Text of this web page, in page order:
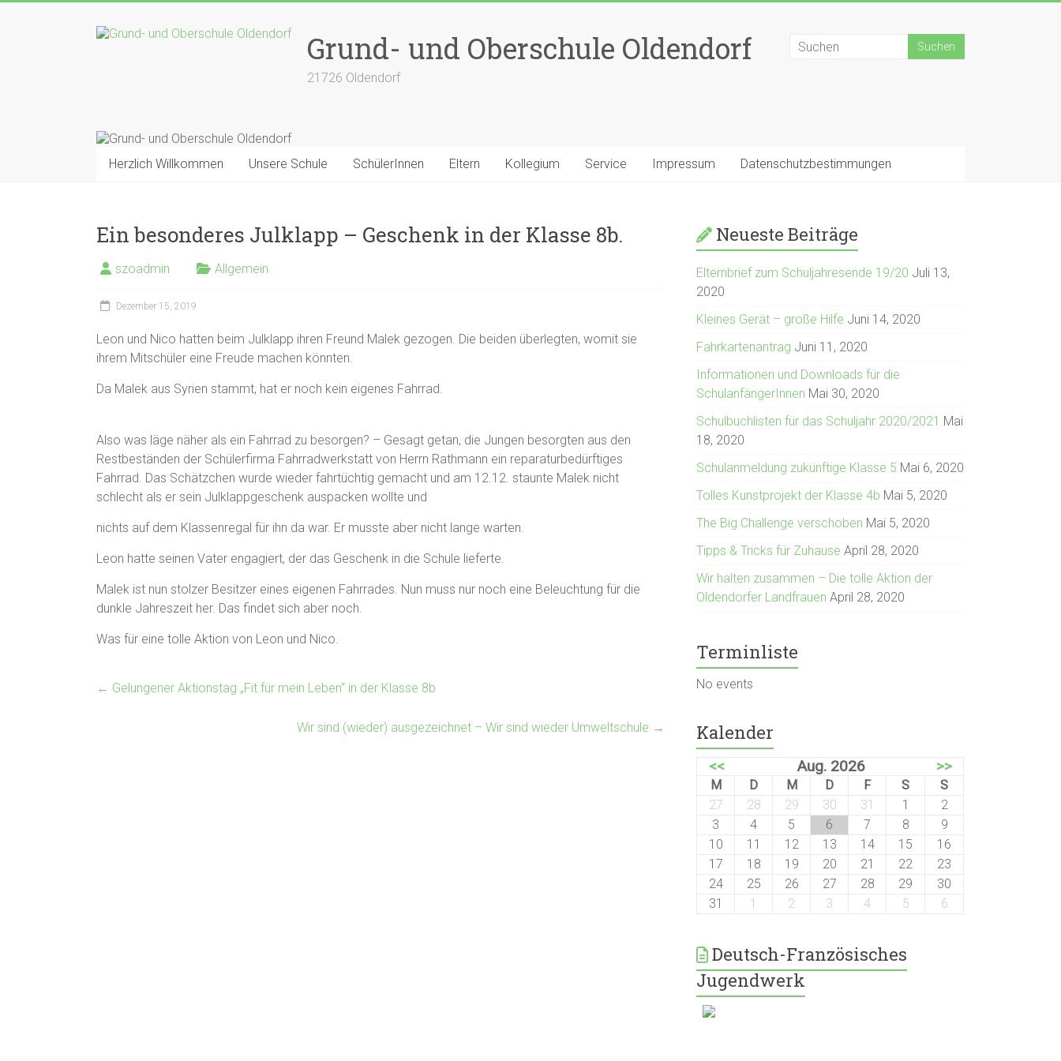
Grund- und Oberschule Oldendorf
21726 Oldendorf
Herzlich Willkommen Unsere Schule SchülerInnen Eltern Kollegium Service Impressum Datenschutzbestimmungen
Ein besonderes Julklapp – Geschenk in der Klasse 8b.
szoadmin Allgemein
Dezember 15, 2019
Leon und Nico hatten beim Julklapp ihren Freund Malek gezogen. Die beiden überlegten, womit sie
ihrem Mitschüler eine Freude machen könnten.
Da Malek aus Syrien stammt, hat er noch kein eigenes Fahrrad.
Also was läge näher als ein Fahrrad zu besorgen? – Gesagt getan, die Jungen besorgten aus den
Restbeständen der Schülerfirma Fahrradwerkstatt von Herrn Rathmann ein reparaturbedürftiges
Fahrrad. Das Schätzchen wurde wieder fahrtüchtig gemacht und am 12.12. staunte Malek nicht
schlecht als er sein Julklappgeschenk auspacken wollte und
nichts auf dem Klassenregal für ihn da war. Er musste aber nicht lange warten.
Leon hatte seinen Vater engagiert, der das Geschenk in die Schule lieferte.
Malek ist nun stolzer Besitzer eines eigenen Fahrrades. Nun muss nur noch eine Beleuchtung für die
dunkle Jahreszeit her. Das findet sich aber noch.
Was für eine tolle Aktion von Leon und Nico.
← Gelungener Aktionstag „Fit für mein Leben“ in der Klasse 8b
Wir sind (wieder) ausgezeichnet – Wir sind wieder Umweltschule →
Neueste Beiträge
Elternbrief zum Schuljahresende 19/20 Juli 13,
2020
Kleines Gerät – große Hilfe Juni 14, 2020
Fahrkartenantrag Juni 11, 2020
Informationen und Downloads für die
SchulanfängerInnen Mai 30, 2020
Schulbuchlisten für das Schuljahr 2020/2021 Mai
18, 2020
Schulanmeldung zukünftige Klasse 5 Mai 6, 2020
Tolles Kunstprojekt der Klasse 4b Mai 5, 2020
The Big Challenge verschoben Mai 5, 2020
Tipps & Tricks für Zuhause April 28, 2020
Wir halten zusammen – Die tolle Aktion der
Oldendorfer Landfrauen April 28, 2020
Terminliste
No events
Kalender
<< Aug. 2026 >>
M D M D F S
S
27
28 29 30 31 1
2
3
4 5 6 7 8
9
10
11 12 13 14 15
16
17
18 19 20 21 22
23
24
25 26 27 28 29
30
31
1 2 3 4 5 6
Deutsch-Französisches
Jugendwerk